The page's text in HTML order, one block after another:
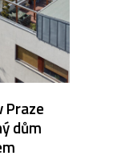
Praze
dům